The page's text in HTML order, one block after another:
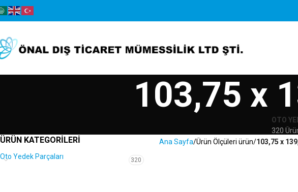
103,75 x
OTO
320
ÜRÜN KATEGORILERI
Oto Yedek Parçaları 320
Ana Sayfa Ürün Ölçüleri ürün 103,75 x